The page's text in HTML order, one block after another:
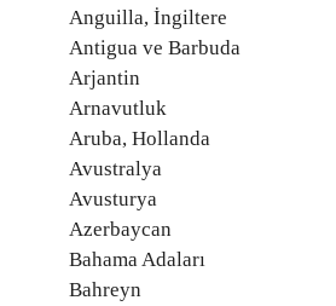
Anguilla, İngiltere
Antigua ve Barbuda
Arjantin
Arnavutluk
Aruba, Hollanda
Avustralya
Avusturya
Azerbaycan
Bahama Adaları
Bahreyn